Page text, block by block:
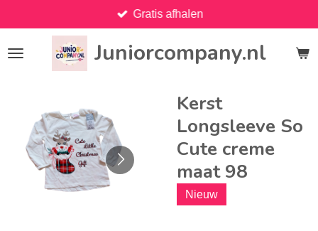
direct
naar
Juniorcompany.nl
Gratis afhalen
Kerst
Longsleeve So
Cute creme
maat 98
Nieuw